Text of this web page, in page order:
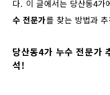
다. 이 글에서는 당산동4가
수 전문가를 찾는 방법과
당산동4가 누수 전문가
석!